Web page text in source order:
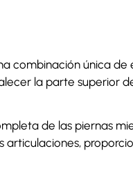
combinación única de
la parte superior
de las piernas
articulaciones,